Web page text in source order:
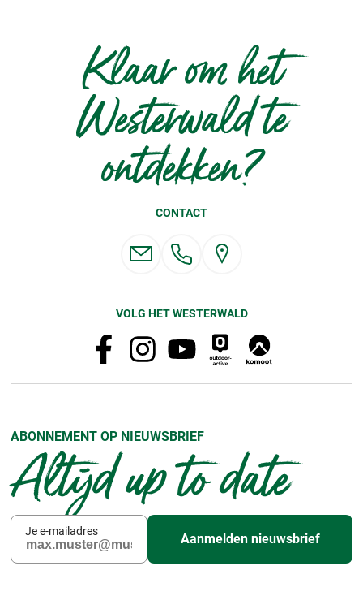
Klaar om het
Westerwald te
ontdekken?
CONTACT
VOLG HET WESTERWALD
ABONNEMENT OP NIEUWSBRIEF
Altijd up to date
Je e-mailadres
Aanmelden nieuwsbrief